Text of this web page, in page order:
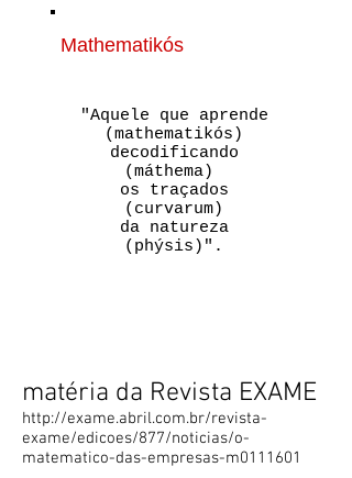
Mathematikós
"Aquele que aprende
(mathematikós)
decodificando
(máthema)
os traçados
(curvarum)
da natureza
(phýsis)".
matéria da Revista EXAME
http://exame.abril.com.br/revista-
exame/edicoes/877/noticias/o-
matematico-das-empresas-m0111601